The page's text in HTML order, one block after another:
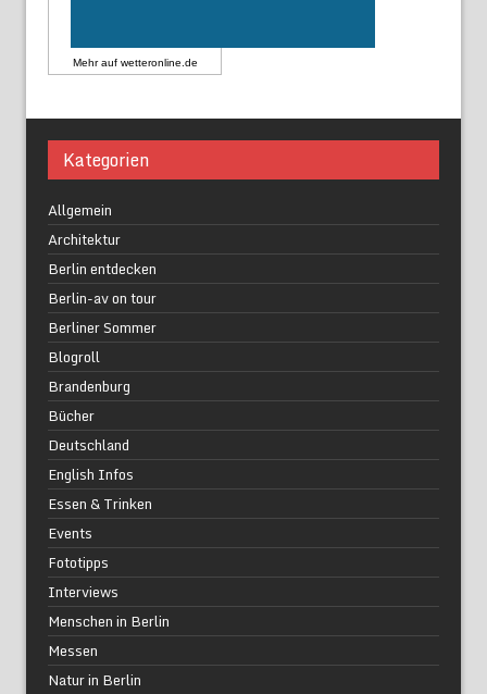
Mehr auf wetteronline.de
Kategorien
Allgemein
Architektur
Berlin entdecken
Berlin-av on tour
Berliner Sommer
Blogroll
Brandenburg
Bücher
Deutschland
English Infos
Essen & Trinken
Events
Fototipps
Interviews
Menschen in Berlin
Messen
Natur in Berlin